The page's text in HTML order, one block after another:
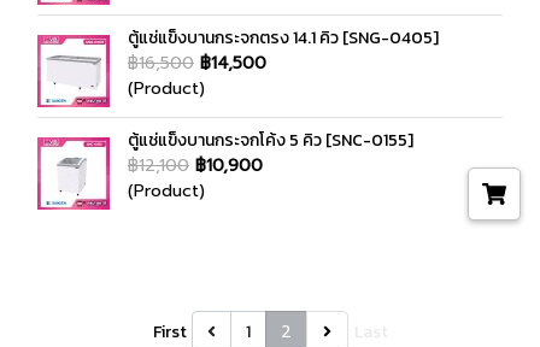
ตู้แช่แข็งบานกระจกตรง 14.1 คิว [SNG-0405]
฿16,500 ฿14,500
(Product)
ตู้แช่แข็งบานกระจกโค้ง 5 คิว [SNC-0155]
฿12,100 ฿10,900
(Product)
First 1 2